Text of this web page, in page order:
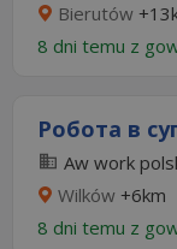
Bierutów
8 dni temu z
Робота в
Aw work
Wilków +6km
8 dni temu z